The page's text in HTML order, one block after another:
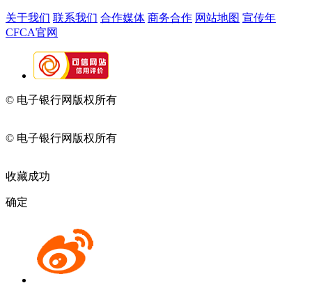
关于我们 联系我们 合作媒体 商务合作 网站地图 宣传年
CFCA官网
© 电子银行网版权所有
© 电子银行网版权所有
收藏成功
确定